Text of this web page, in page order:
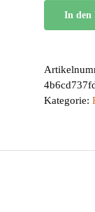
In den
Kategorie: